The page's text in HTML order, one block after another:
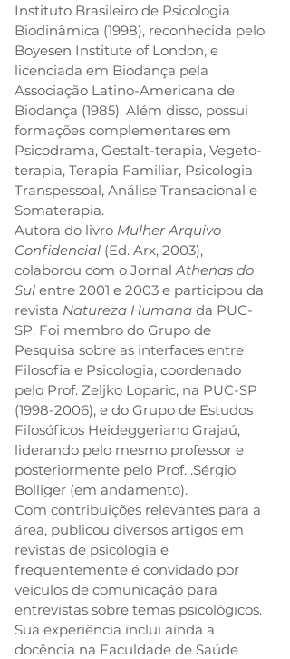
Instituto Brasileiro de Psicologia
Biodinâmica (1998), reconhecida pelo
Boyesen Institute of London, e
licenciada em Biodança pela
Associação Latino-Americana de
Biodança (1985). Além disso, possui
formações complementares em
Psicodrama, Gestalt-terapia, Vegeto-
terapia, Terapia Familiar, Psicologia
Transpessoal, Análise Transacional e
Somaterapia.
Autora do livro Mulher Arquivo
Confidencial (Ed. Arx, 2003),
colaborou com o Jornal Athenas do
Sul entre 2001 e 2003 e participou da
revista Natureza Humana da PUC-
SP. Foi membro do Grupo de
Pesquisa sobre as interfaces entre
Filosofia e Psicologia, coordenado
pelo Prof. Zeljko Loparic, na PUC-SP
(1998-2006), e do Grupo de Estudos
Filosóficos Heideggeriano Grajaú,
liderando pelo mesmo professor e
posteriormente pelo Prof. .Sérgio
Bolliger (em andamento).
Com contribuições relevantes para a
área, publicou diversos artigos em
revistas de psicologia e
frequentemente é convidado por
veículos de comunicação para
entrevistas sobre temas psicológicos.
Sua experiência inclui ainda a
docência na Faculdade de Saúde